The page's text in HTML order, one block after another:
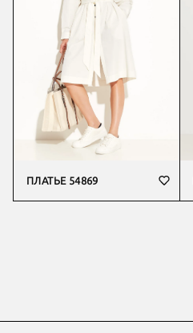
ПЛАТЬЕ 54869